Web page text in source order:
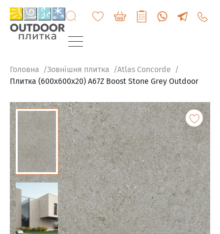
Головна
Зовнішня плитка
Atlas Concorde
Плитка (600x600x20) A67Z Boost Stone Grey Outdoor